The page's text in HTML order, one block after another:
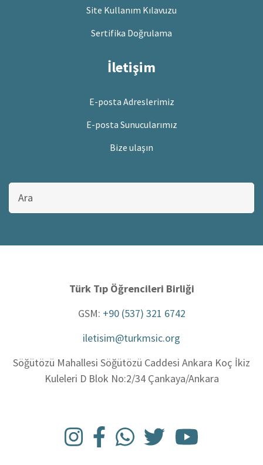
Site Kullanım Kılavuzu
Sertifika Doğrulama
İletişim
E-posta Adreslerimiz
E-posta Sunucularımız
Bize ulaşın
Bu
sitede
ara
Türk Tıp Öğrencileri Birliği
GSM: +90 (537) 321 6742
iletisim@turkmsic.org
Söğütözü Mahallesi Söğütözü Caddesi Ankara Koç İkiz
Kuleleri D Blok No:2/34 Çankaya/Ankara